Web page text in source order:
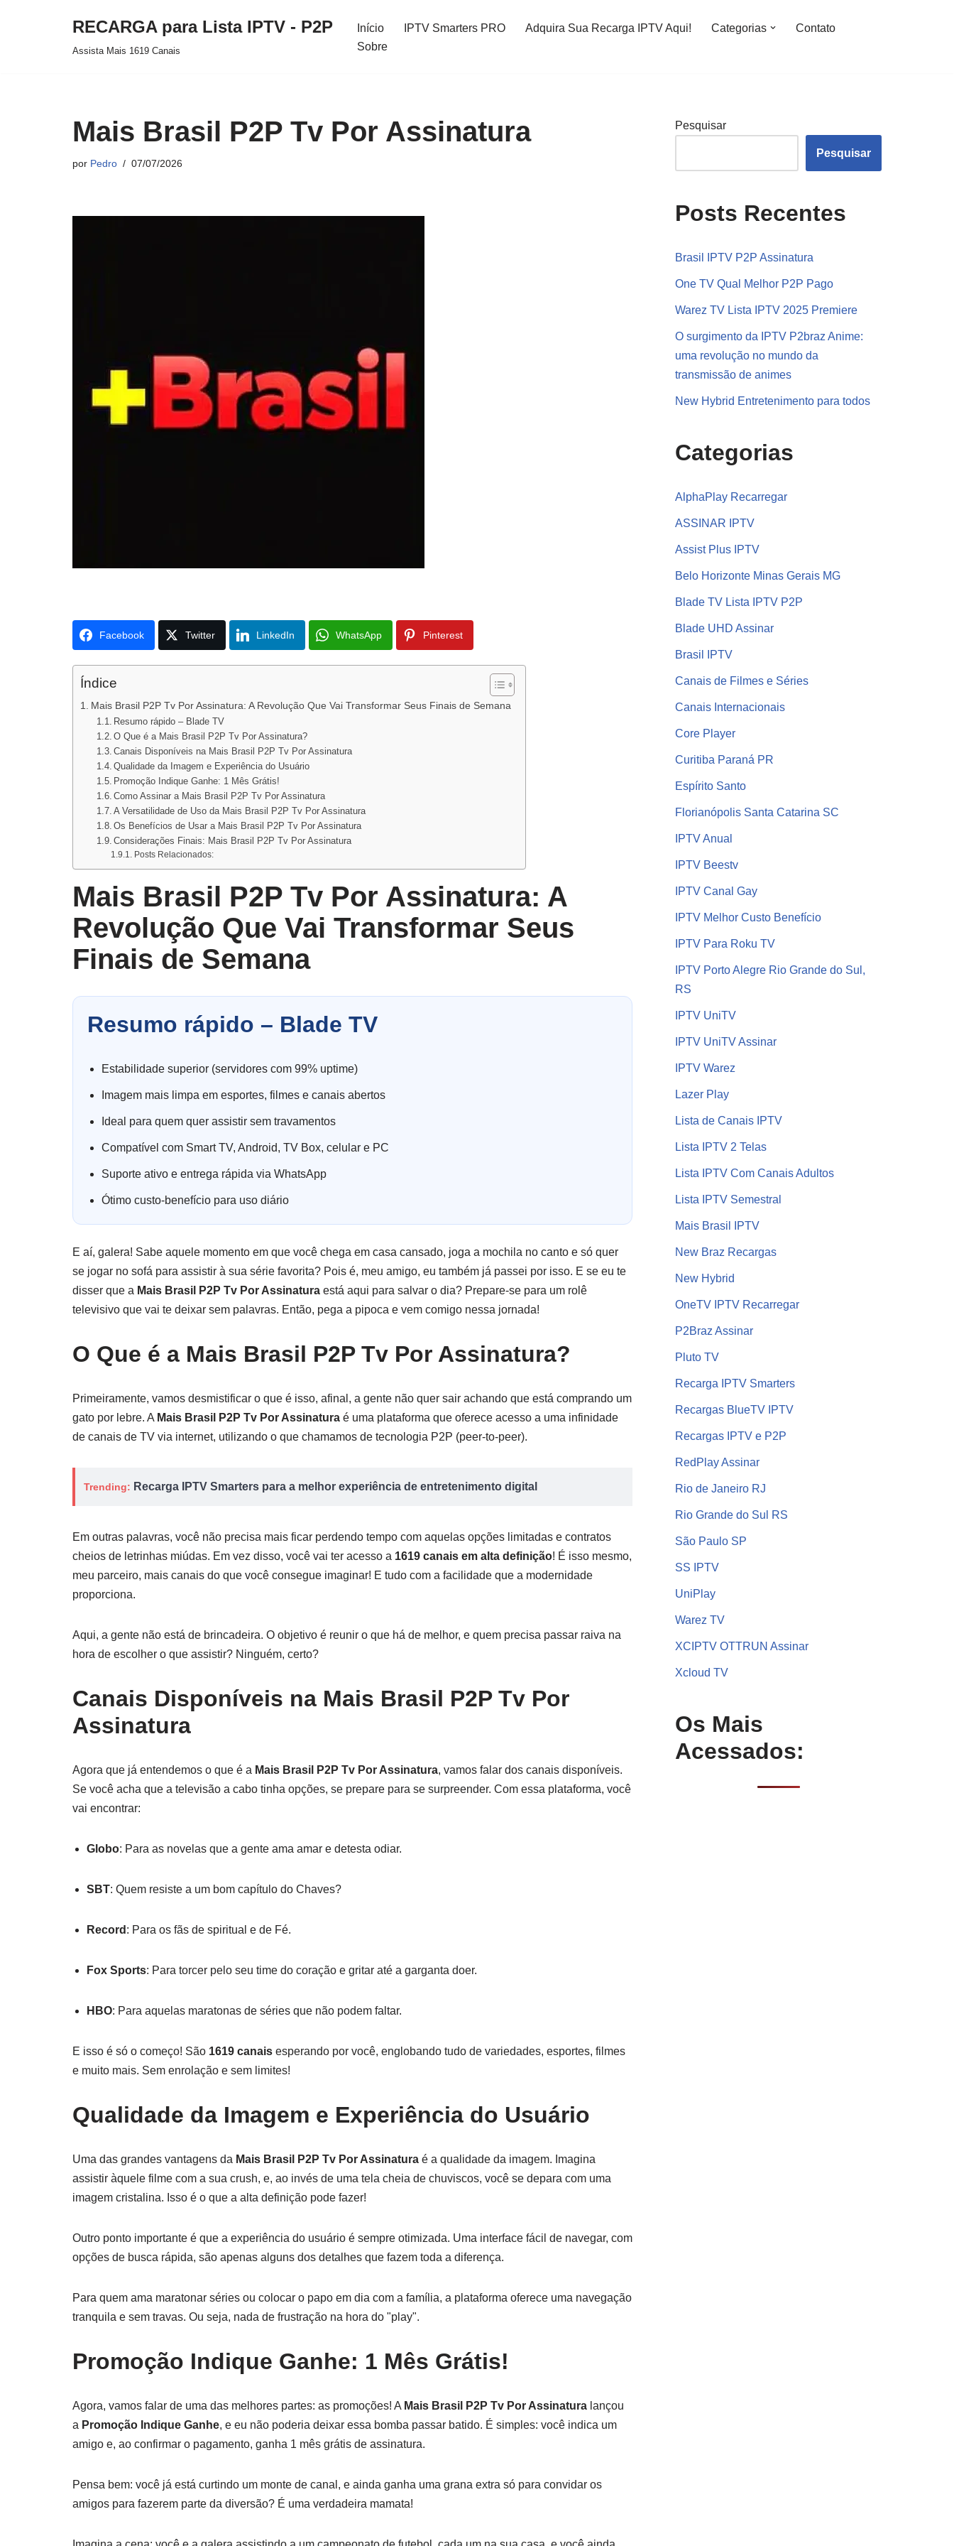
RECARGA para Lista IPTV - P2P
Assista Mais 1619 Canais
Início IPTV Smarters PRO Adquira Sua Recarga IPTV Aqui! Categorias
Contato
Sobre
Mais Brasil P2P Tv Por Assinatura
por Pedro 07/07/2026
Facebook Twitter LinkedIn WhatsApp Pinterest
Índice
Mais Brasil P2P Tv Por Assinatura: A Revolução Que Vai Transformar Seus Finais de Semana
Resumo rápido – Blade TV
O Que é a Mais Brasil P2P Tv Por Assinatura?
Canais Disponíveis na Mais Brasil P2P Tv Por Assinatura
Qualidade da Imagem e Experiência do Usuário
Promoção Indique Ganhe: 1 Mês Grátis!
Como Assinar a Mais Brasil P2P Tv Por Assinatura
A Versatilidade de Uso da Mais Brasil P2P Tv Por Assinatura
Os Benefícios de Usar a Mais Brasil P2P Tv Por Assinatura
Considerações Finais: Mais Brasil P2P Tv Por Assinatura
Posts Relacionados:
Mais Brasil P2P Tv Por Assinatura: A
Revolução Que Vai Transformar Seus
Finais de Semana
Resumo rápido – Blade TV
Estabilidade superior (servidores com 99% uptime)
Imagem mais limpa em esportes, filmes e canais abertos
Ideal para quem quer assistir sem travamentos
Compatível com Smart TV, Android, TV Box, celular e PC
Suporte ativo e entrega rápida via WhatsApp
Ótimo custo-benefício para uso diário
E aí, galera! Sabe aquele momento em que você chega em casa cansado, joga a mochila no canto e só quer
se jogar no sofá para assistir à sua série favorita? Pois é, meu amigo, eu também já passei por isso. E se eu te
disser que a Mais Brasil P2P Tv Por Assinatura está aqui para salvar o dia? Prepare-se para um rolê
televisivo que vai te deixar sem palavras. Então, pega a pipoca e vem comigo nessa jornada!
O Que é a Mais Brasil P2P Tv Por Assinatura?
Primeiramente, vamos desmistificar o que é isso, afinal, a gente não quer sair achando que está comprando um
gato por lebre. A Mais Brasil P2P Tv Por Assinatura é uma plataforma que oferece acesso a uma infinidade
de canais de TV via internet, utilizando o que chamamos de tecnologia P2P (peer-to-peer).
Trending: Recarga IPTV Smarters para a melhor experiência de entretenimento digital
Em outras palavras, você não precisa mais ficar perdendo tempo com aquelas opções limitadas e contratos
cheios de letrinhas miúdas. Em vez disso, você vai ter acesso a 1619 canais em alta definição! É isso mesmo,
meu parceiro, mais canais do que você consegue imaginar! E tudo com a facilidade que a modernidade
proporciona.
Aqui, a gente não está de brincadeira. O objetivo é reunir o que há de melhor, e quem precisa passar raiva na
hora de escolher o que assistir? Ninguém, certo?
Canais Disponíveis na Mais Brasil P2P Tv Por
Assinatura
Agora que já entendemos o que é a Mais Brasil P2P Tv Por Assinatura, vamos falar dos canais disponíveis.
Se você acha que a televisão a cabo tinha opções, se prepare para se surpreender. Com essa plataforma, você
vai encontrar:
Globo: Para as novelas que a gente ama amar e detesta odiar.
SBT: Quem resiste a um bom capítulo do Chaves?
Record : Para os fãs de spiritual e de Fé.
Fox Sports: Para torcer pelo seu time do coração e gritar até a garganta doer.
HBO: Para aquelas maratonas de séries que não podem faltar.
E isso é só o começo! São 1619 canais esperando por você, englobando tudo de variedades, esportes, filmes
e muito mais. Sem enrolação e sem limites!
Qualidade da Imagem e Experiência do Usuário
Uma das grandes vantagens da Mais Brasil P2P Tv Por Assinatura é a qualidade da imagem. Imagina
assistir àquele filme com a sua crush, e, ao invés de uma tela cheia de chuviscos, você se depara com uma
imagem cristalina. Isso é o que a alta definição pode fazer!
Outro ponto importante é que a experiência do usuário é sempre otimizada. Uma interface fácil de navegar, com
opções de busca rápida, são apenas alguns dos detalhes que fazem toda a diferença.
Para quem ama maratonar séries ou colocar o papo em dia com a família, a plataforma oferece uma navegação
tranquila e sem travas. Ou seja, nada de frustração na hora do "play".
Promoção Indique Ganhe: 1 Mês Grátis!
Agora, vamos falar de uma das melhores partes: as promoções! A Mais Brasil P2P Tv Por Assinatura lançou
a Promoção Indique Ganhe, e eu não poderia deixar essa bomba passar batido. É simples: você indica um
amigo e, ao confirmar o pagamento, ganha 1 mês grátis de assinatura.
Pensa bem: você já está curtindo um monte de canal, e ainda ganha uma grana extra só para convidar os
amigos para fazerem parte da diversão? É uma verdadeira mamata!
Pesquisar
Pesquisar
Posts Recentes
Brasil IPTV P2P Assinatura
One TV Qual Melhor P2P Pago
Warez TV Lista IPTV 2025 Premiere
O surgimento da IPTV P2braz Anime:
uma revolução no mundo da
transmissão de animes
New Hybrid Entretenimento para todos
Categorias
AlphaPlay Recarregar
ASSINAR IPTV
Assist Plus IPTV
Belo Horizonte Minas Gerais MG
Blade TV Lista IPTV P2P
Blade UHD Assinar
Brasil IPTV
Canais de Filmes e Séries
Canais Internacionais
Core Player
Curitiba Paraná PR
Espírito Santo
Florianópolis Santa Catarina SC
IPTV Anual
IPTV Beestv
IPTV Canal Gay
IPTV Melhor Custo Benefício
IPTV Para Roku TV
IPTV Porto Alegre Rio Grande do Sul,
RS
IPTV UniTV
IPTV UniTV Assinar
IPTV Warez
Lazer Play
Lista de Canais IPTV
Lista IPTV 2 Telas
Lista IPTV Com Canais Adultos
Lista IPTV Semestral
Mais Brasil IPTV
New Braz Recargas
New Hybrid
OneTV IPTV Recarregar
P2Braz Assinar
Pluto TV
Recarga IPTV Smarters
Recargas BlueTV IPTV
Recargas IPTV e P2P
RedPlay Assinar
Rio de Janeiro RJ
Rio Grande do Sul RS
São Paulo SP
SS IPTV
UniPlay
Warez TV
XCIPTV OTTRUN Assinar
Xcloud TV
Os Mais
Acessados: